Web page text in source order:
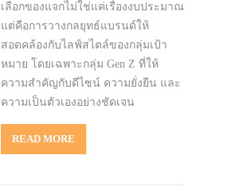
เลือกของแจกไม่ใช่แค่เรื่องงบประมาณ
แต่คือการวางกลยุทธ์แบรนด์ให้
สอดคล้องกับไลฟ์สไตล์ของกลุ่มเป้า
หมาย โดยเฉพาะกลุ่ม Gen Z ที่ให้
ความสำคัญกับดีไซน์ ความยั่งยืน และ
ความเป็นตัวเองอย่างชัดเจน
READ MORE